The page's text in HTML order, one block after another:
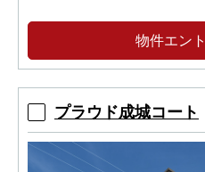
最上階プレミアムフ
full」採用。
物件エン
プラウド成城コート